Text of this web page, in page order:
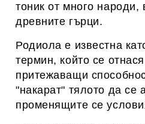
тоник от много народи,
древните гърци.
Родиола е известна
термин, който се
притежаващи
"накарат" тялото да се
променящите се